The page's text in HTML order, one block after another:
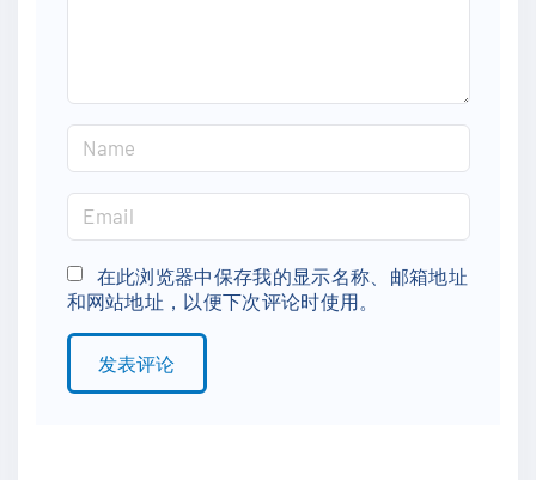
a
e
*
m
a
i
l
在此浏览器中保存我的显示名称、邮箱地址
和网站地址，以便下次评论时使用。